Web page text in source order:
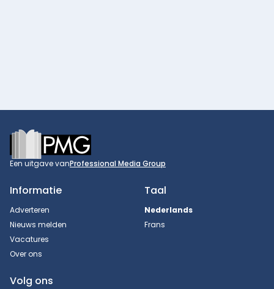
Footer
Een uitgave vanProfessional Media Group
Informatie
Adverteren
Nieuws melden
Vacatures
Over ons
Taal
Nederlands
Frans
Volg ons